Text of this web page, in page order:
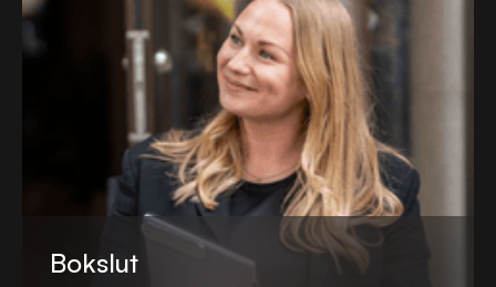
Bokslut